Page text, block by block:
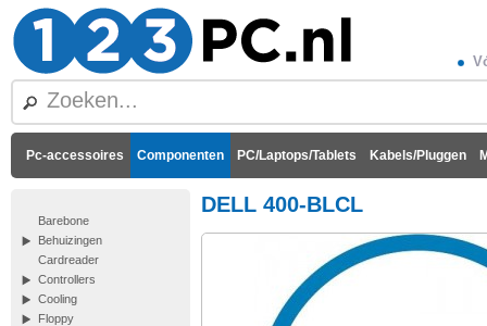
Pc-accessoires Componenten PC/Laptops/Tablets Kabels/Pluggen
Barebone
Behuizingen
Cardreader
Controllers
Cooling
Floppy
DELL 400-BLCL